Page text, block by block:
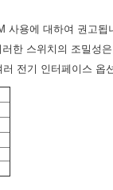
사용에 대하여 권고됩
한 스위치의 조밀성
전기 인터페이스 옵